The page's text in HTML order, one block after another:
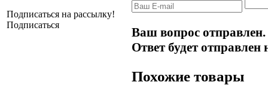
Подписаться на рассылку!
Подписаться
Ваш вопрос отправлен.
Ответ будет
Похожие товары